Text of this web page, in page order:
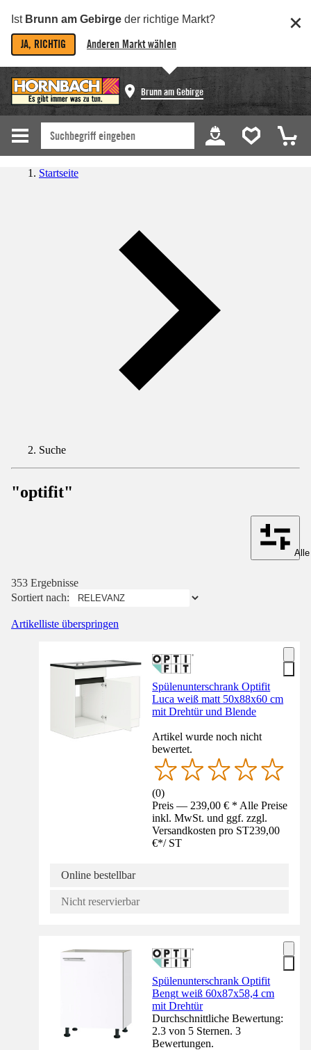
Ist Brunn am Gebirge der richtige Markt?
JA, RICHTIG Anderen Markt wählen
Brunn am Gebirge
Startseite
Suche
"optifit"
353 Ergebnisse
Sortiert nach:
Artikelliste überspringen
Spülenunterschrank Optifit
Luca weiß matt 50x88x60 cm
mit Drehtür und Blende
Artikel wurde noch nicht
bewertet.
(0)
Preis — 239,00 € * Alle Preise
inkl. MwSt. und ggf. zzgl.
Versandkosten pro ST239,00
€*/ ST
Online bestellbar
Nicht reservierbar
Spülenunterschrank Optifit
Bengt weiß 60x87x58,4 cm
mit Drehtür
Durchschnittliche Bewertung:
2.3 von 5 Sternen. 3
Bewertungen.